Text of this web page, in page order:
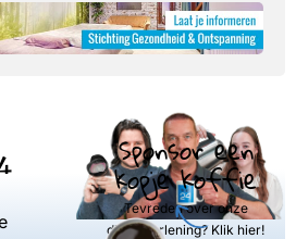
Sponsor een
kopje koffie
Tevreden over onze
dienstverlening? Klik hier!